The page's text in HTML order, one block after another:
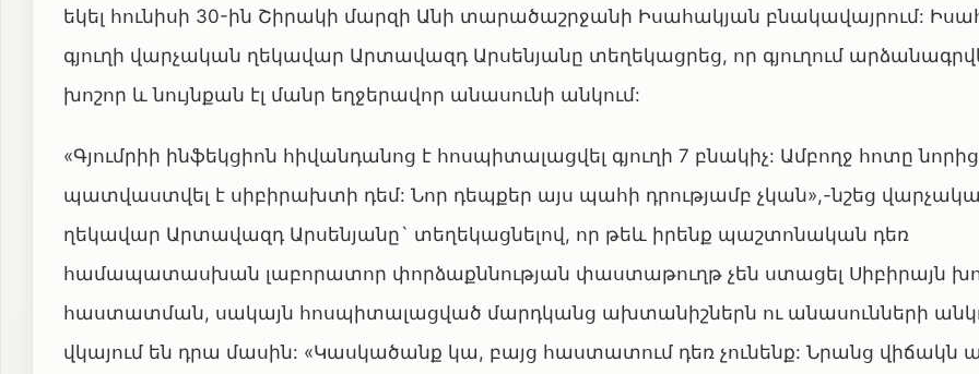
եկել հունիսի 30-ին Շիրակի մարզի Անի տարածաշրջանի Իսահակյան բնակավայրում:
գյուղի վարչական ղեկավար Արտավազդ Արսենյանը տեղեկացրեց, որ գյուղում
խոշոր և նույնքան էլ մանր եղջերավոր անասունի անկում:
«Գյումրիի ինֆեկցիոն հիվանդանոց է հոսպիտալացվել գյուղի 7 բնակիչ: Ամբողջ հոտը նորից
պատվաստվել է սիբիրախտի դեմ: Նոր դեպքեր այս պահի դրությամբ չկան»,-նշեց
ղեկավար Արտավազդ Արսենյանը` տեղեկացնելով, որ թեև իրենք պաշտոնական դեռ
համապատասխան լաբորատոր փորձաքննության փաստաթուղթ չեն ստացել Սիբիրայն
հաստատման, սակայն հոսպիտալացված մարդկանց ախտանիշներն ու անասունների
վկայում են դրա մասին: «Կասկածանք կա, բայց հաստատում դեռ չունենք: Նրանց վիճակն